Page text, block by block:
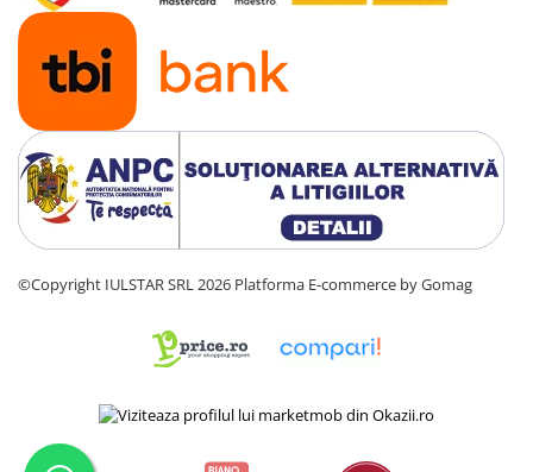
©Copyright IULSTAR SRL 2026 Platforma E-commerce by Gomag